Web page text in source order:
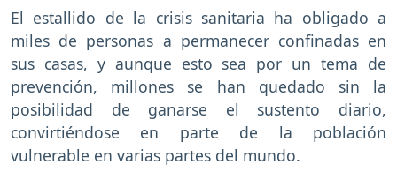
El estallido de la crisis sanitaria ha obligado a
miles de personas a permanecer confinadas en
sus casas, y aunque esto sea por un tema de
prevención, millones se han quedado sin la
posibilidad de ganarse el sustento diario,
convirtiéndose en parte de la población
vulnerable en varias partes del mundo.